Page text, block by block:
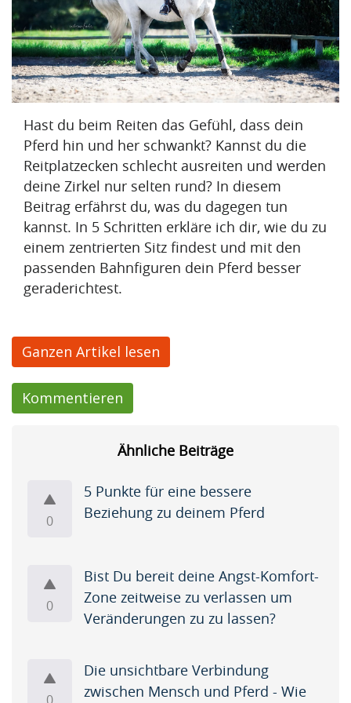
F
r
a
g
e
n
(
7
)
V
i
d
e
Artikel
Hast du beim Reiten das Gefühl, dass dein
Pferd hin und her schwankt? Kannst du die
Reitplatzecken schlecht ausreiten und werden
deine Zirkel nur selten rund? In diesem
Beitrag erfährst du, was du dagegen tun
kannst. In 5 Schritten erkläre ich dir, wie du zu
einem zentrierten Sitz findest und mit den
passenden Bahnfiguren dein Pferd besser
geraderichtest.
Ganzen Artikel lesen
Kommentieren
Ähnliche Beiträge
0
5 Punkte für eine bessere
Beziehung zu deinem Pferd
0
Bist Du bereit deine Angst-Komfort-
Zone zeitweise zu verlassen um
Veränderungen zu zu lassen?
Die unsichtbare Verbindung
zwischen Mensch und Pferd - Wie